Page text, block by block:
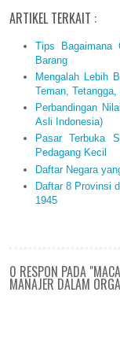
ARTIKEL TERKAIT :
Tips Bagaimana
Barang
Mengalah Lebih
Teman, Tetangga,
Perbandingan
Asli Indonesia)
Pasar Terbuka
Pedagang Kecil
Daftar Negara
Daftar 8 Provinsi
1945
0 RESPON PADA
MANAJER DALAM